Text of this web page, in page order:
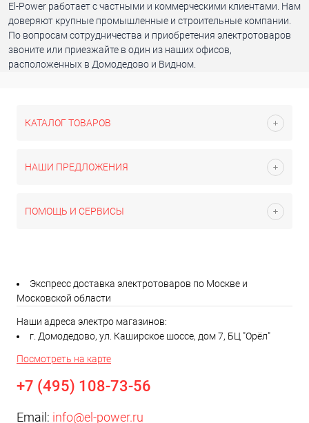
El-Power работает с частными и коммерческими клиентами. Нам
доверяют крупные промышленные и строительные компании.
По вопросам сотрудничества и приобретения электротоваров
звоните или приезжайте в один из наших офисов,
расположенных в Домодедово и Видном.
КАТАЛОГ ТОВАРОВ
НАШИ ПРЕДЛОЖЕНИЯ
ПОМОЩЬ И СЕРВИСЫ
Экспресс доставка электротоваров по Москве и
Московской области
Наши адреса электро магазинов:
г. Домодедово, ул. Каширское шоссе, дом 7, БЦ "Орёл"
Посмотреть на карте
+7 (495) 108-73-56
Email: info@el-power.ru